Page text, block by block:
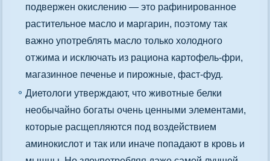
подвержен окислению — это рафинированное
растительное масло и маргарин, поэтому так
важно употреблять масло только холодного
отжима и исключать из рациона картофель-фри,
магазинное печенье и пирожные, фаст-фуд.
Диетологи утверждают, что животные белки
необычайно богаты очень ценными элементами,
которые расщепляются под воздействием
аминокислот и так или иначе попадают в кровь и